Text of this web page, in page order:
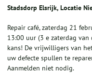
Stadsdorp Elsrijk, Locatie
Repair café, zaterdag 21
13:00 uur (3 e zaterdag van
kans! De vrijwilligers van
uw defecte spullen te
Aanmelden niet nodig.